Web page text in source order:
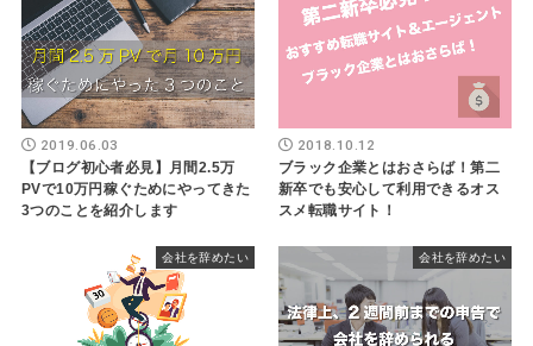
2019.06.03
【ブログ初心者必見】月間2.5万
PVで10万円稼ぐためにやってきた
3つのことを紹介します
2018.10.12
ブラック企業とはおさらば！第二
新卒でも安心して利用できるオス
スメ転職サイト！
会社を辞めたい 会社を辞めたい